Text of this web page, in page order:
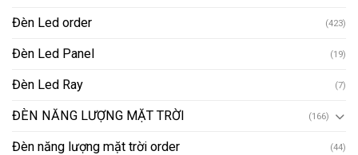
Đèn Led order (423)
Đèn Led Panel (19)
Đèn Led Ray (7)
ĐÈN NĂNG LƯỢNG MẶT TRỜI (166)
Đèn năng lượng mặt trời order (44)